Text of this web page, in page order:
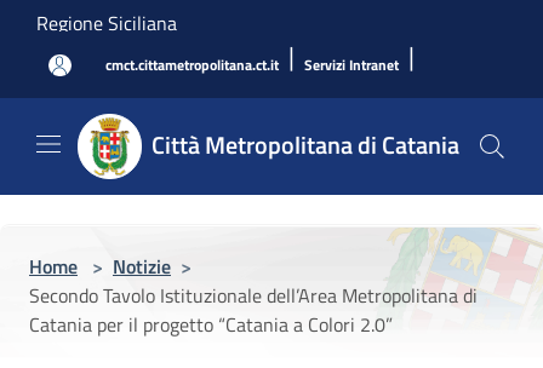
Salta al contenuto principale
Regione Siciliana
cmct.cittametropolitana.ct.it | Servizi Intranet |
Città Metropolitana di Catania
Home > Notizie >
Secondo Tavolo Istituzionale dell’Area Metropolitana di
Catania per il progetto “Catania a Colori 2.0”